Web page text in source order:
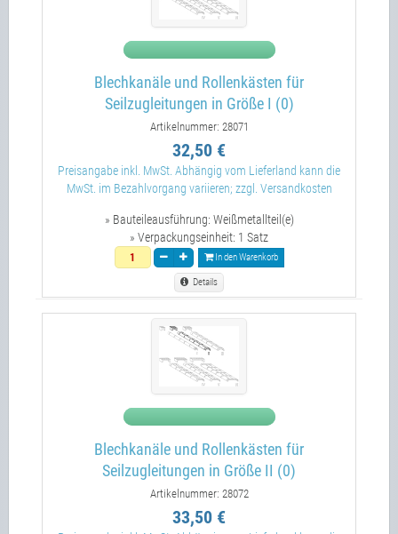
Blechkanäle und Rollenkästen für
Seilzugleitungen in Größe I (0)
Artikelnummer: 28071
32,50 €
Preisangabe inkl. MwSt. Abhängig vom Lieferland kann die
MwSt. im Bezahlvorgang variieren; zzgl. Versandkosten
» Bauteileausführung: Weißmetallteil(e)
» Verpackungseinheit: 1 Satz
In den Warenkorb
Details
Blechkanäle und Rollenkästen für
Seilzugleitungen in Größe II (0)
Artikelnummer: 28072
33,50 €